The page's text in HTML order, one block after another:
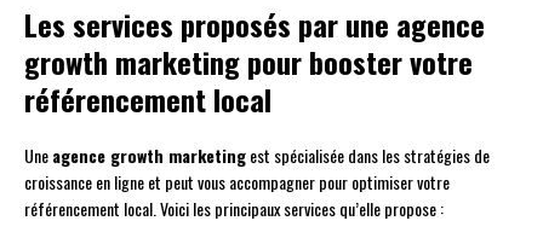
Les services proposés par une agence
growth marketing pour booster votre
référencement local
Uneagence growth marketingest spécialisée dans les stratégies de
croissance en ligne et peut vous accompagner pour optimiser votre
référencement local. Voici les principaux services qu’elle propose :